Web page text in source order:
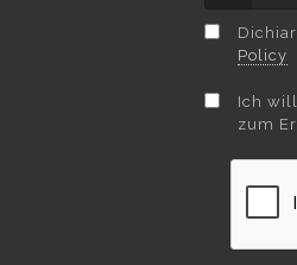
Policy
Ich
zum